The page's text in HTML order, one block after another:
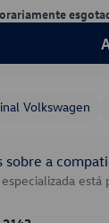
Volkswagen
sobre a
está